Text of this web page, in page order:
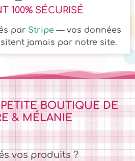
100% SÉCURISÉ
par Stripe — vos données
jamais par notre site.
BOUTIQUE DE
& MÉLANIE
vos produits ?